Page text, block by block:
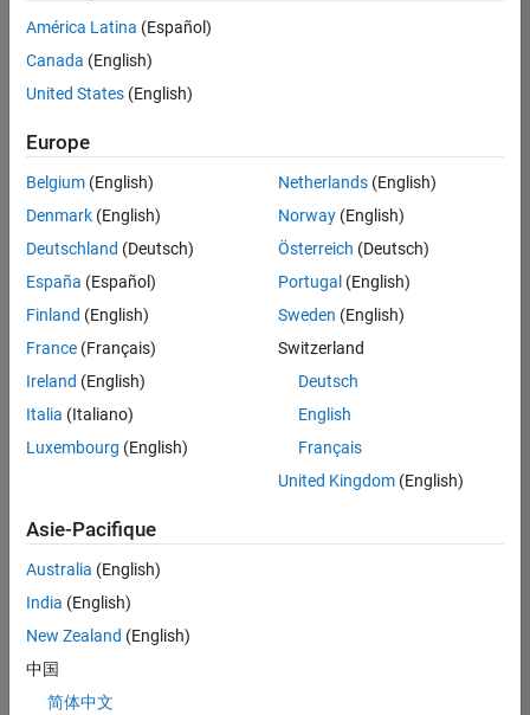
Actuellement,
aucune
offre
d'emploi
correspondant
à vos
critères
de
recherche.
Vous
pouvez
élargir
votre
recherche
ou
afficher
l’ensemble
d'emploi.
malgré
tout
vous
trouvez
pas
América Latina (Español)
Canada (English)
United States (English)
Europe
Belgium (English)
Denmark (English)
Deutschland (Deutsch)
España (Español)
Finland (English)
France (Français)
Ireland (English)
Italia (Italiano)
Luxembourg (English)
Netherlands(English)
Norway(English)
Österreich (Deutsch)
Portugal (English)
Sweden (English)
Switzerland
Deutsch
English
Français
United Kingdom(English)
Asie-Pacifique
Australia (English)
India (English)
New Zealand (English)
中国
简体中文